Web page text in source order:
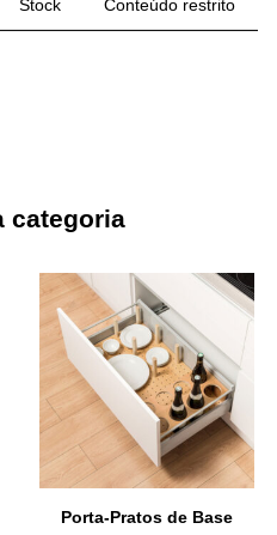
Stock Conteúdo restrito
categoria
Porta-Pratos de Base